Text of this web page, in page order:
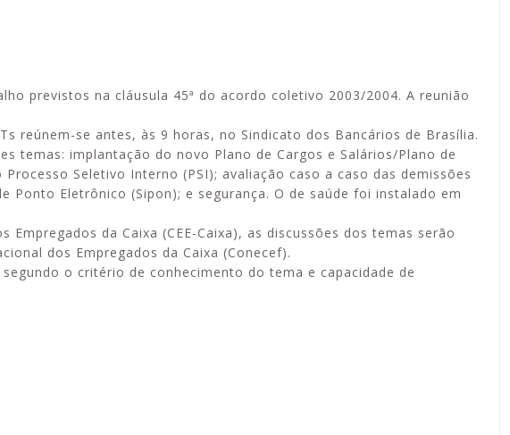
previstos na cláusula 45ª do acordo coletivo 2003/2004. A reunião
reúnem-se antes, às 9 horas, no Sindicato dos Bancários de Brasília.
temas: implantação do novo Plano de Cargos e Salários/Plano de
Seletivo Interno (PSI); avaliação caso a caso das demissões
Ponto Eletrônico (Sipon); e segurança. O de saúde foi instalado em
da Caixa (CEE-Caixa), as discussões dos temas serão
dos Empregados da Caixa (Conecef).
o critério de conhecimento do tema e capacidade de
Aproveite a parceria da Apcef
com o Sesi e invista em saúde
e momentos de lazer!
Alerta: golpistas usam
WhatsApp e e-mail para
enviar falsas mensagens
sobre processos judiciais